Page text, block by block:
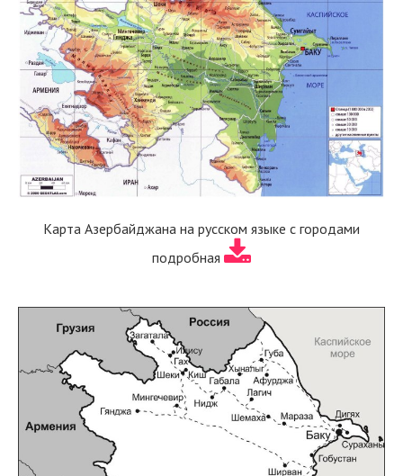
Карта Азербайджана на русском языке с городами
подробная